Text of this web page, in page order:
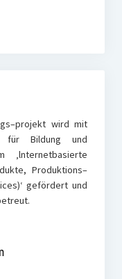
wird mit
für Bildung und
‚lnternetbasierte
Produktions–
gefördert und